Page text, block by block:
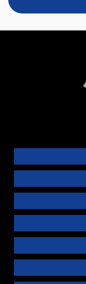
Tubos
Tubos Redondo
Venezianas
Vitrines